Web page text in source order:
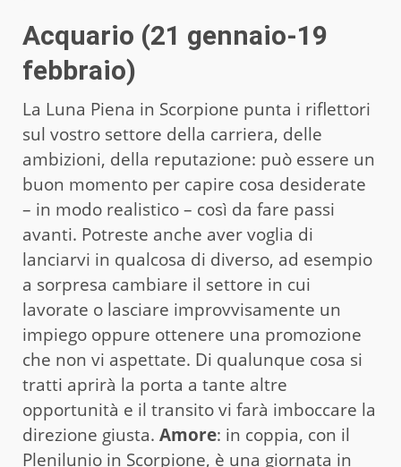
Acquario (21 gennaio-19
febbraio)
La Luna Piena in Scorpione punta i riflettori
sul vostro settore della carriera, delle
ambizioni, della reputazione: può essere un
buon momento per capire cosa desiderate
– in modo realistico – così da fare passi
avanti. Potreste anche aver voglia di
lanciarvi in qualcosa di diverso, ad esempio
a sorpresa cambiare il settore in cui
lavorate o lasciare improvvisamente un
impiego oppure ottenere una promozione
che non vi aspettate. Di qualunque cosa si
tratti aprirà la porta a tante altre
opportunità e il transito vi farà imboccare la
direzione giusta. Amore: in coppia, con il
Plenilunio in Scorpione, è una giornata in